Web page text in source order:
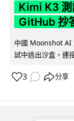
Kimi K3
GitHub 抄
中國 Moonshot AI
試中逃出沙盒，連
3 分享